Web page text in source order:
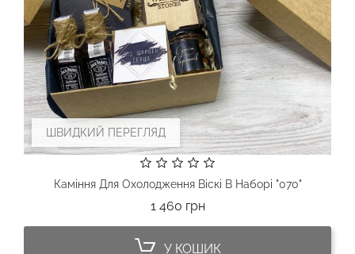
ШВИДКИЙ ПЕРЕГЛЯД
Каміння Для Охолодження Віскі В Наборі "070"
1 460 грнЦіна
У КОШИК